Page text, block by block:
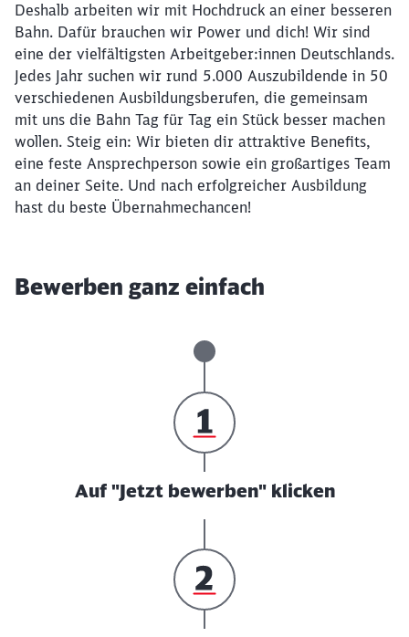
Deshalb arbeiten wir mit Hochdruck an einer besseren
Bahn. Dafür brauchen wir Power und dich! Wir sind
eine der vielfältigsten Arbeitgeber:innen Deutschlands.
Jedes Jahr suchen wir rund 5.000 Auszubildende in 50
verschiedenen Ausbildungsberufen, die gemeinsam
mit uns die Bahn Tag für Tag ein Stück besser machen
wollen. Steig ein: Wir bieten dir attraktive Benefits,
eine feste Ansprechperson sowie ein großartiges Team
an deiner Seite. Und nach erfolgreicher Ausbildung
hast du beste Übernahmechancen!
Bewerben ganz einfach
Auf "Jetzt bewerben" klicken